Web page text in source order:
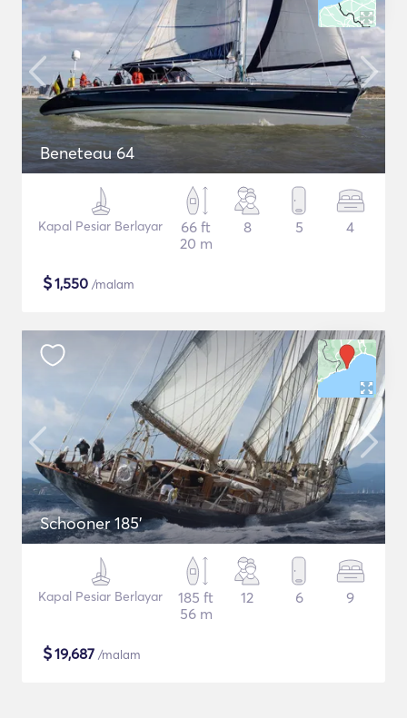
Beneteau 64
Kapal Pesiar Berlayar
66 ft
20 m
8 5 4
$1,550 /malam
Schooner 185'
Kapal Pesiar Berlayar
185 ft
56 m
12 6 9
$19,687 /malam